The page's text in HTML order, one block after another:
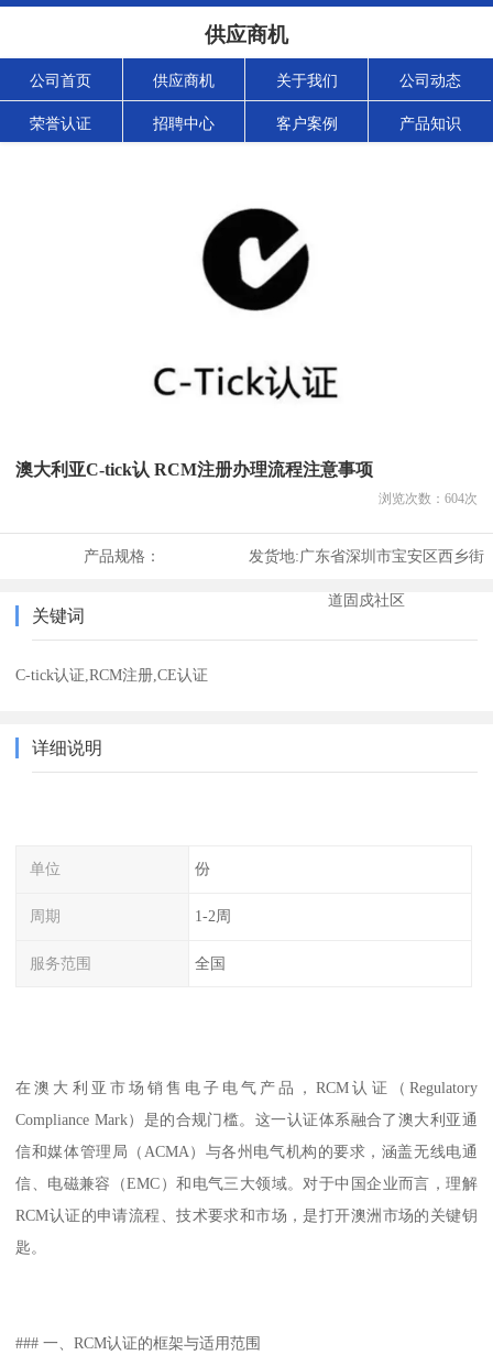
供应商机
公司首页 供应商机 关于我们 公司动态
荣誉认证 招聘中心 客户案例 产品知识
澳大利亚C-tick认 RCM注册办理流程注意事项
浏览次数： 604次
产品规格： 发货地:广东省深圳市宝安区西乡街
道固戍社区
关键词
C-tick认证,RCM注册,CE认证
详细说明
单位 份
周期 1-2周
服务范围 全国
在澳大利亚市场销售电子电气产品，RCM认证（Regulatory
Compliance Mark）是的合规门槛。这一认证体系融合了澳大利亚通
信和媒体管理局（ACMA）与各州电气机构的要求，涵盖无线电通
信、电磁兼容（EMC）和电气三大领域。对于中国企业而言，理解
RCM认证的申请流程、技术要求和市场，是打开澳洲市场的关键钥
匙。
### 一、RCM认证的框架与适用范围